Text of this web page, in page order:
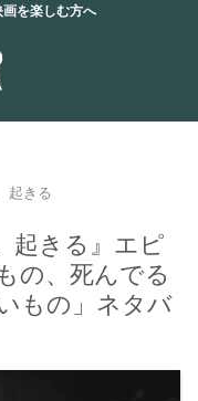
を楽しむ方へ
起きる
起きる』エピ
の、死んでる
もの」ネタバ